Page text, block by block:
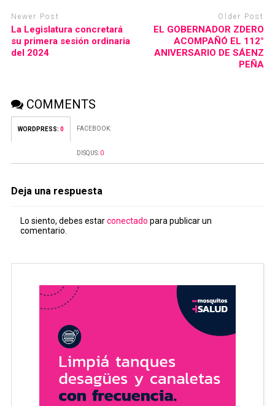
Newer Post
La Legislatura concretará
su primera sesión ordinaria
del 2024
Older Post
EL GOBERNADOR ZDERO
ACOMPAÑÓ EL 112°
ANIVERSARIO DE SÁENZ
PEÑA
COMMENTS
WORDPRESS: 0 FACEBOOK:
DISQUS: 0
Deja una respuesta
Lo siento, debes estarconectado para publicar un
comentario.